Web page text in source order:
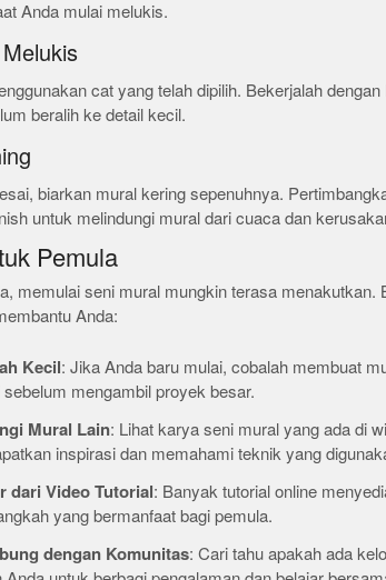
Anda mulai melukis.
cat yang telah dipilih. Bekerjalah
beralih ke detail kecil.
biarkan mural kering sepenuhnya.
untuk melindungi mural dari cuaca dan
Pemula
memulai seni mural mungkin terasa menakutkan.
Anda:
Kecil: Jika Anda baru mulai, cobalah membuat
sebelum mengambil proyek besar.
Mural Lain: Lihat karya seni mural yang ada di
inspirasi dan memahami teknik yang
dari Video Tutorial: Banyak tutorial online
yang bermanfaat bagi pemula.
dengan Komunitas: Cari tahu apakah ada